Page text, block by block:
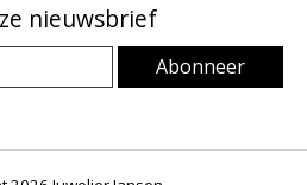
nieuwsbrief
Abonneer